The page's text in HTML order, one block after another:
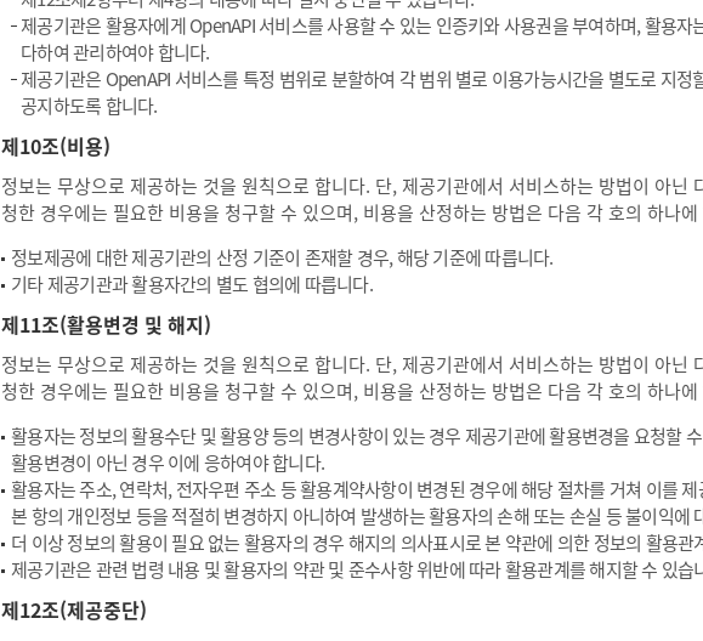
제공기관은 활용자에게 OpenAPI 서비스를 사용할 수 있는 인증키와 사용권을 부여하며, 활용
다하여 관리하여야 합니다.
제공기관은 OpenAPI 서비스를 특정 범위로 분할하여 각 범위 별로 이용가능시간을 별도로 지정
공지하도록 합니다.
제10조(비용)
정보는 무상으로 제공하는 것을 원칙으로 합니다. 단, 제공기관에서 서비스하는 방법이 아닌
청한 경우에는 필요한 비용을 청구할 수 있으며, 비용을 산정하는 방법은 다음 각 호의 하나
정보제공에 대한 제공기관의 산정 기준이 존재할 경우, 해당 기준에 따릅니다.
기타 제공기관과 활용자간의 별도 협의에 따릅니다.
제11조(활용변경 및 해지)
정보는 무상으로 제공하는 것을 원칙으로 합니다. 단, 제공기관에서 서비스하는 방법이 아닌
청한 경우에는 필요한 비용을 청구할 수 있으며, 비용을 산정하는 방법은 다음 각 호의 하나
활용자는 정보의 활용수단 및 활용양 등의 변경사항이 있는 경우 제공기관에 활용변경을 요청할
활용변경이 아닌 경우 이에 응하여야 합니다.
활용자는 주소, 연락처, 전자우편 주소 등 활용계약사항이 변경된 경우에 해당 절차를 거쳐 이를
본 항의 개인정보 등을 적절히 변경하지 아니하여 발생하는 활용자의 손해 또는 손실 등 불이익에
더 이상 정보의 활용이 필요 없는 활용자의 경우 해지의 의사표시로 본 약관에 의한 정보의 활용관
제공기관은 관련 법령 내용 및 활용자의 약관 및 준수사항 위반에 따라 활용관계를 해지할 수 있습
제12조(제공중단)